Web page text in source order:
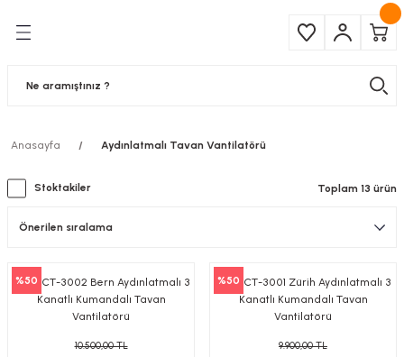
Anasayfa Aydınlatmalı Tavan Vantilatörü
Stoktakiler Toplam 13 ürün
%50
Cata CT-3002 Bern Aydınlatmalı 3
Kanatlı Kumandalı Tavan
Vantilatörü
10.500,00 TL
%50
Cata CT-3001 Zürih Aydınlatmalı 3
Kanatlı Kumandalı Tavan
Vantilatörü
9.900,00 TL